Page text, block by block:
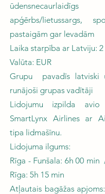
ūdensnecaurlaidīgs
apģērbs/lietussargs,
pastaigām gar levadām
Laika starpība ar Latviju:
Valūta: EUR
Grupu pavadīs latviski
runājoši grupas vadītāji
Lidojumu izpilda avio
SmartLynx Airlines ar
tipa lidmašīnu.
Lidojuma ilgums:
Rīga - Funšala: 6h 00
Rīga: 5h 15 min
Atļautais bagāžas